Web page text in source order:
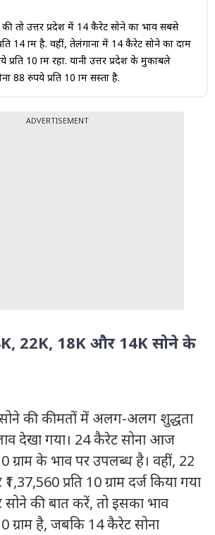
तो उत्तर प्रदेश में 14 कैरेट सोने का भाव सबसे
14 ग्राम है. वहीं, तेलंगाना में 14 कैरेट सोने का दाम
10 ग्राम रहा. यानी उत्तर प्रदेश के मुकाबले
88 रुपये प्रति 10 ग्राम सस्ता है.
ADVERTISEMENT
22K, 18K और 14K सोने के
की कीमतों में अलग-अलग शुद्धता
देखा गया। 24 कैरेट सोना आज
ग्राम के भाव पर उपलब्ध है। वहीं, 22
प्रति 10 ग्राम दर्ज किया गया
की बात करें, तो इसका भाव
ग्राम है, जबकि 14 कैरेट सोना